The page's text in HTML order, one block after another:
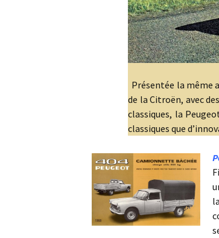
Présentée la même
de la Citroën, avec
classiques, la
classiques que